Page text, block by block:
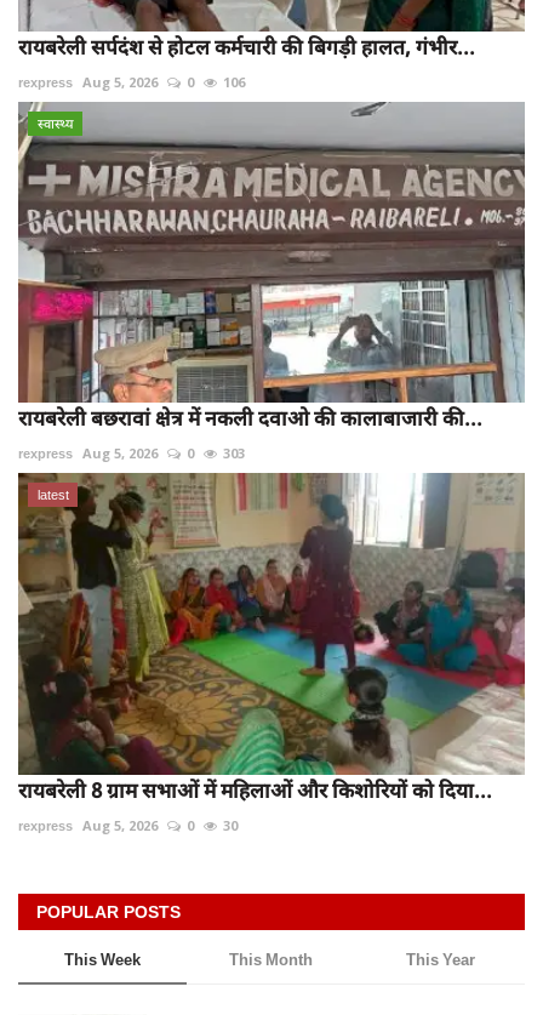
रायबरेली सर्पदंश से होटल कर्मचारी की बिगड़ी हालत, गंभीर...
rexpress Aug 5, 2026 0 106
स्वास्थ्य
रायबरेली बछरावां क्षेत्र में नकली दवाओ की कालाबाजारी की...
rexpress Aug 5, 2026 0 303
latest
रायबरेली 8 ग्राम सभाओं में महिलाओं और किशोरियों को दिया...
rexpress Aug 5, 2026 0 30
POPULAR POSTS
This Week This Month This Year